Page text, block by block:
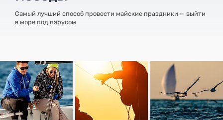
Самый лучший способ провести майские праздники — выйти
в море под парусом